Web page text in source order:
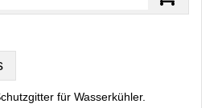
für Wasserkühler.